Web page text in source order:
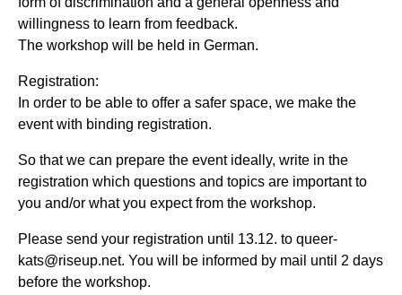
willingness to learn from feedback.
The workshop will be held in German.
Registration:
In order to be able to offer a safer space, we make the
event with binding registration.
So that we can prepare the event ideally, write in the
registration which questions and topics are important to
you and/or what you expect from the workshop.
Please send your registration until 13.12. to queer-
kats@riseup.net. You will be informed by mail until 2 days
before the workshop.